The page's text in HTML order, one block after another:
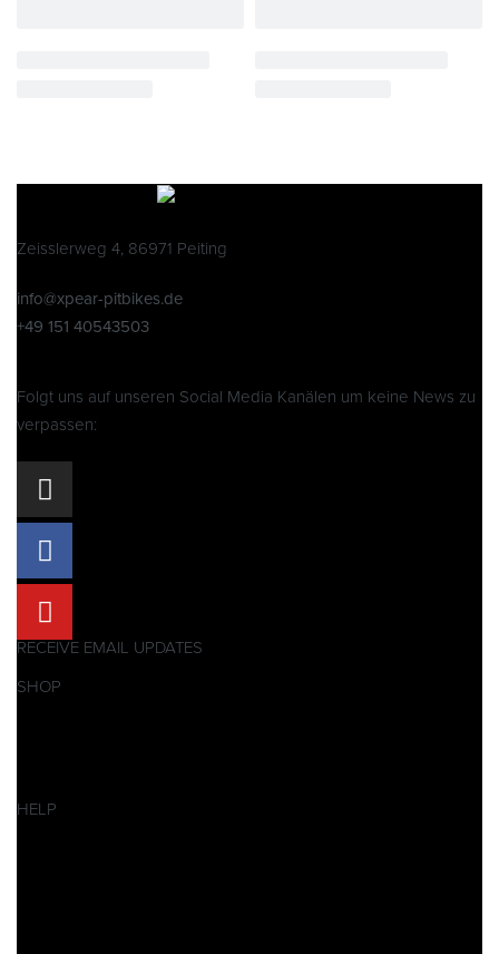
Zeisslerweg 4, 86971 Peiting
info@xpear-pitbikes.de
+49 151 40543503
Folgt uns auf unseren Social Media Kanälen um keine News zu
verpassen:
RECEIVE EMAIL UPDATES
SHOP
HELP